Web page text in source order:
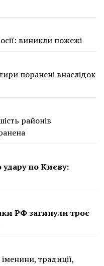
виникли пожежі
поранені внаслідок
районів
удару по Києву:
РФ загинули троє
традиції,